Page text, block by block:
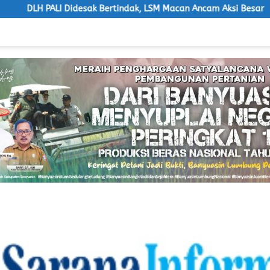
Bertindak, LSM Macan Ancam Aksi Besar Bupati